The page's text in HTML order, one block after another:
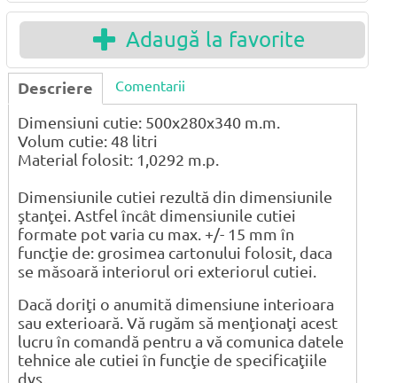
Adaugă la favorite
Descriere Comentarii
Dimensiuni cutie: 500x280x340 m.m.
Volum cutie: 48 litri
Material folosit: 1,0292 m.p.
Dimensiunile cutiei rezultă din dimensiunile
ştanţei. Astfel încât dimensiunile cutiei
formate pot varia cu max. +/- 15 mm în
funcţie de: grosimea cartonului folosit, daca
se măsoară interiorul ori exteriorul cutiei.
Dacă doriţi o anumită dimensiune interioara
sau exterioară. Vă rugăm să menţionaţi acest
lucru în comandă pentru a vă comunica datele
tehnice ale cutiei în funcţie de specificaţiile
dvs.